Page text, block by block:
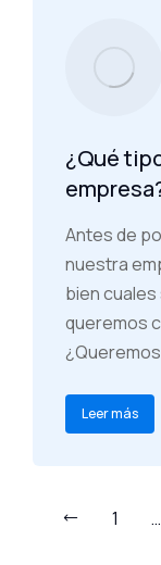
¿Qué
Antes de
nuestra
bien
queremos
Leer más
1 …